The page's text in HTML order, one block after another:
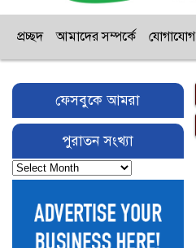
প্রচ্ছদ আমাদের সম্পর্কে যোগাযোগ
ফেসবুকে আমরা
পুরাতন সংখ্যা
পুরাতন
সংখ্যা